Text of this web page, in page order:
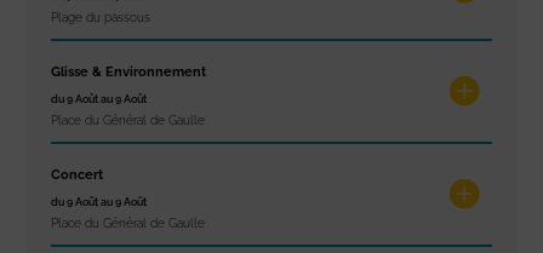
Plage du passous
Glisse & Environnement
du 9 Août au 9 Août
Place du Général de Gaulle
Concert
du 9 Août au 9 Août
Place du Général de Gaulle